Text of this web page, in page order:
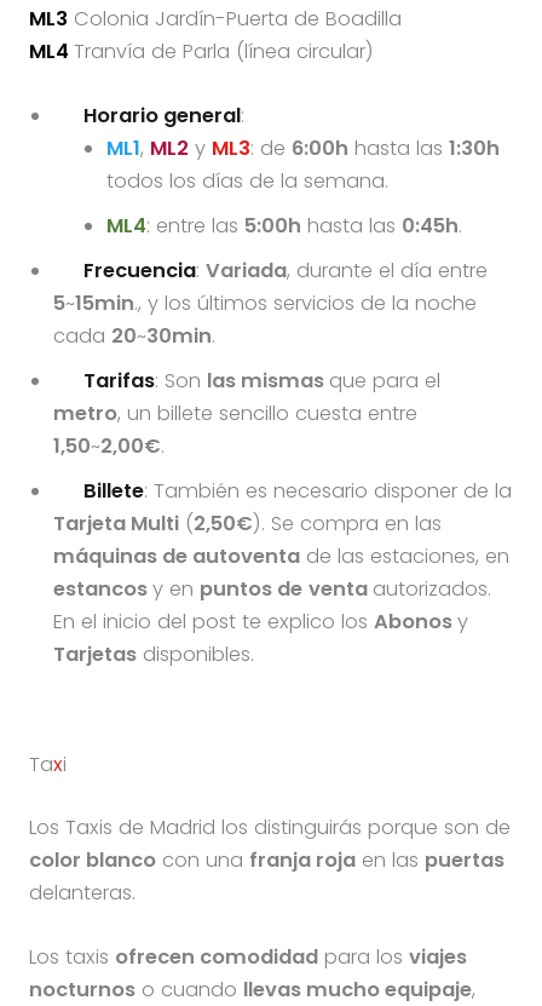
ML3 Colonia Jardín-Puerta de Boadilla
ML4 Tranvía de Parla (línea circular)
Horario general:
ML1, ML2 y ML3: de 6:00h hasta las1:30h
todos los días de la semana.
ML4: entre las 5:00h hasta las 0:45h.
Frecuencia:Variada, durante el día entre
5~15min., y los últimos servicios de la noche
cada 20~30min.
Tarifas: Son las mismas que para el
metro, un billete sencillo cuesta entre
1,50~2,00€.
Billete: También es necesario disponer de la
Tarjeta Multi(2,50€). Se compra en las
máquinas de autoventade las estaciones, en
estancosy en puntos de venta autorizados.
En el inicio del post te explico los Abonosy
Tarjetasdisponibles.
Taxi
Los Taxis de Madrid los distinguirás porque son de
color blancocon una franja rojaen las puertas
delanteras.
Los taxis ofrecen comodidadpara los viajes
nocturnoso cuando llevas mucho equipaje,